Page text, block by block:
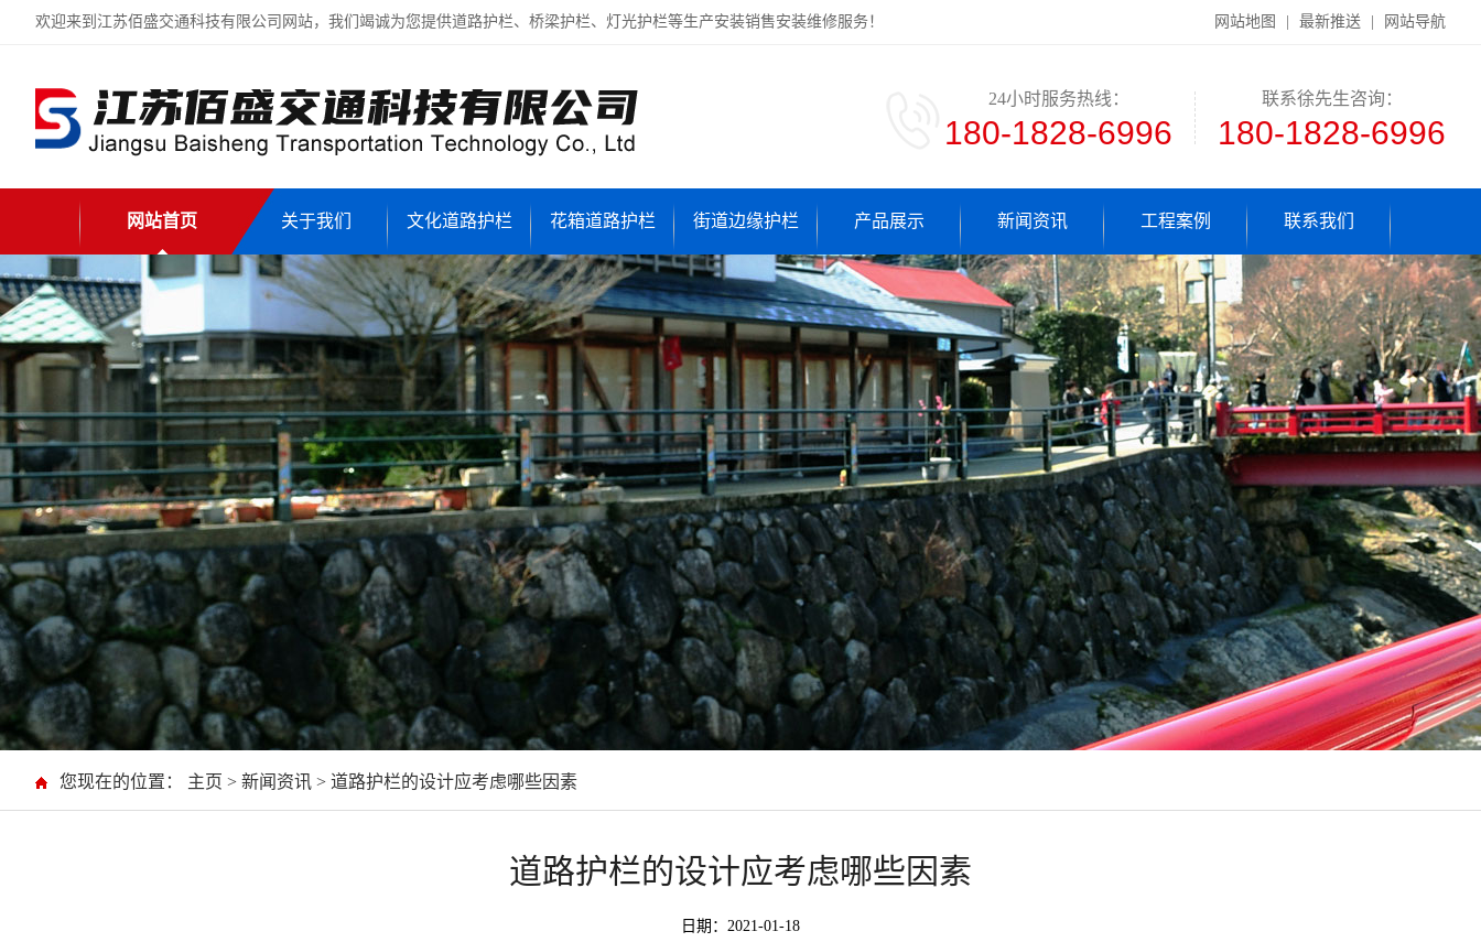
欢迎来到江苏佰盛交通科技有限公司网站，我们竭诚为您提供道路护栏、桥梁护栏、灯光护栏等生产安装销售安装维修服务！ 网站地图 最新推送 网站导航
24小时服务热线：
180-1828-6996
联系徐先生咨询：
180-1828-6996
网站首页 关于我们 文化道路护栏 花箱道路护栏 街道边缘护栏 产品展示 新闻资讯 工程案例 联系我们
您现在的位置： 主页 > 新闻资讯 > 道路护栏的设计应考虑哪些因素
道路护栏的设计应考虑哪些因素
日期：2021-01-18